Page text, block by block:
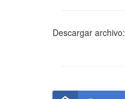
Descargar archivo: